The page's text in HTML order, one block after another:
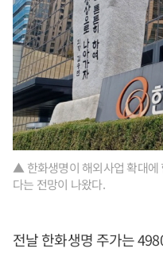
▲ 한화생명이 해외사업 확대에
다는 전망이 나왔다.
전날 한화생명 주가는